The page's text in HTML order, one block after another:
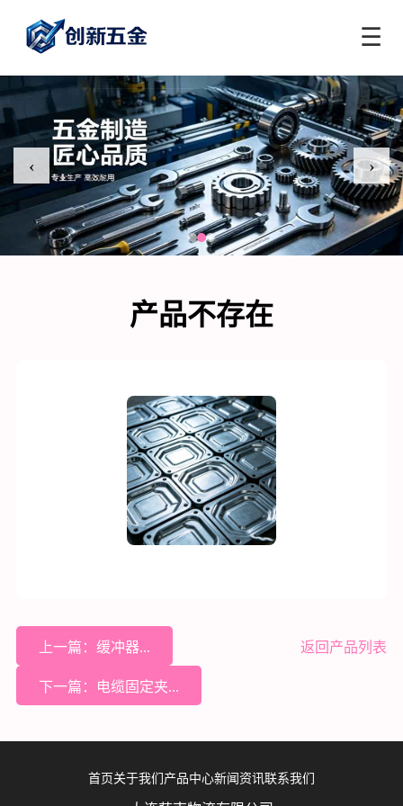
☰
‹ ›
产品不存在
上一篇：缓冲器... 返回产品列表
下一篇：电缆固定夹...
首页 关于我们 产品中心新闻资讯联系我们